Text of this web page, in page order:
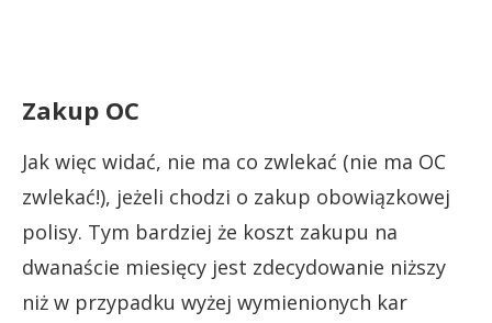
Zakup OC
Jak więc widać, nie ma co zwlekać (nie ma OC
zwlekać!), jeżeli chodzi o zakup obowiązkowej
polisy. Tym bardziej że koszt zakupu na
dwanaście miesięcy jest zdecydowanie niższy
niż w przypadku wyżej wymienionych kar